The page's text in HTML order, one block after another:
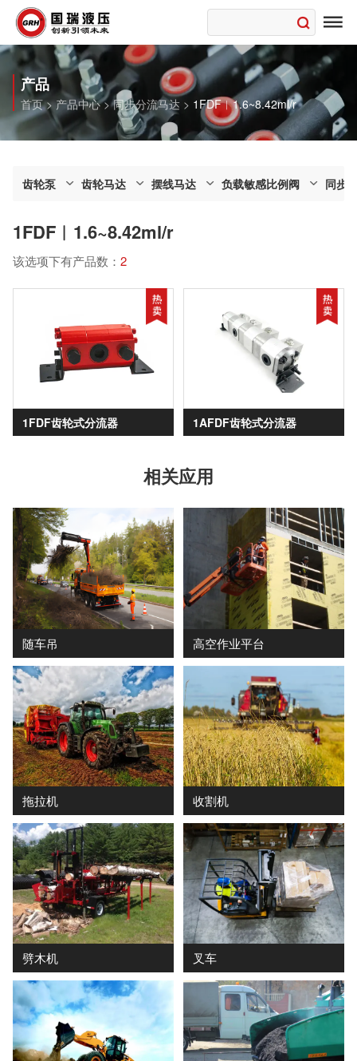

产品
首页>产品中心>同步分流马达 > 1FDF︱1.6~8.42ml/r
齿轮泵 齿轮马达 摆线马达 负载敏感比例阀 同步
1FDF︱1.6~8.42ml/r
该选项下有产品数： 2
1FDF齿轮式分流器 1AFDF齿轮式分流器
相关应用
随车吊 高空作业平台
拖拉机 收割机
劈木机 叉车